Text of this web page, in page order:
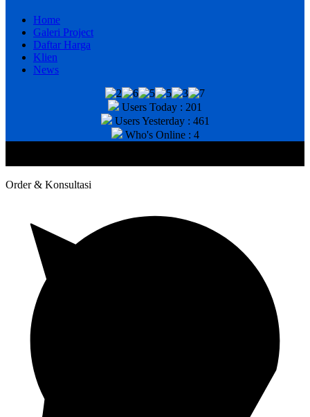
Home
Galeri Project
Daftar Harga
Klien
News
Users Today : 201
Users Yesterday : 461
Who's Online : 4
Order & Konsultasi